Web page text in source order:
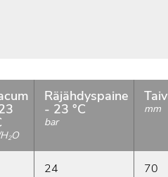
2O
Räjähdyspaine
- 23 °C
bar
mm
24 70